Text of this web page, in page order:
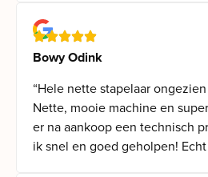
Bowy Odink
“Hele nette stapelaar
Nette, mooie machine en
er na aankoop een technisch
ik snel en goed geholpen!